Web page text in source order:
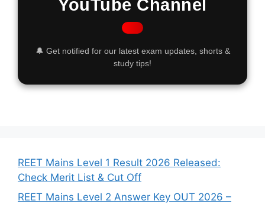
YouTube Channel
🔔 Get notified for our latest exam updates, shorts &
study tips!
REET Mains Level 1 Result 2026 Released:
Check Merit List & Cut Off
REET Mains Level 2 Answer Key OUT 2026 –